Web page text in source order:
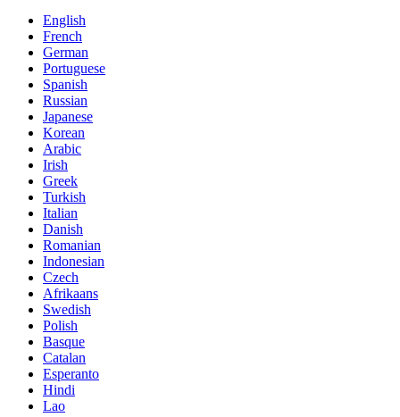
English
French
German
Portuguese
Spanish
Russian
Japanese
Korean
Arabic
Irish
Greek
Turkish
Italian
Danish
Romanian
Indonesian
Czech
Afrikaans
Swedish
Polish
Basque
Catalan
Esperanto
Hindi
Lao